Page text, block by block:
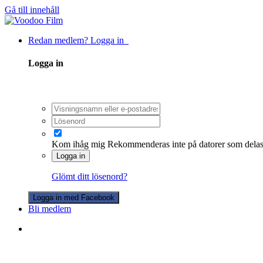
Gå till innehåll
Redan medlem? Logga in
Logga in
Kom ihåg mig Rekommenderas inte på datorer som
Logga in
Glömt ditt lösenord?
Logga in med Facebook
Bli medlem